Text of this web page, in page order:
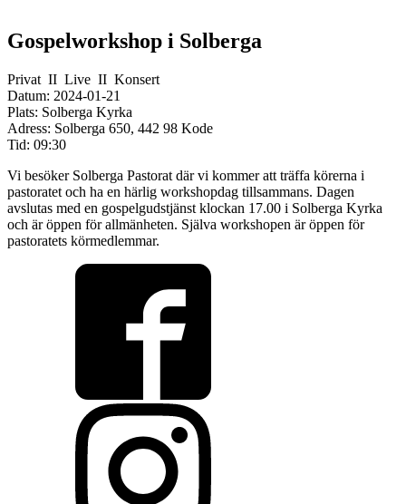
Gospelworkshop i Solberga
Privat II Live II Konsert
Datum: 2024-01-21
Plats: Solberga Kyrka
Adress: Solberga 650, 442 98 Kode
Tid: 09:30
Vi besöker Solberga Pastorat där vi kommer att träffa körerna i
pastoratet och ha en härlig workshopdag tillsammans. Dagen
avslutas med en gospelgudstjänst klockan 17.00 i Solberga Kyrka
och är öppen för allmänheten. Själva workshopen är öppen för
pastoratets körmedlemmar.